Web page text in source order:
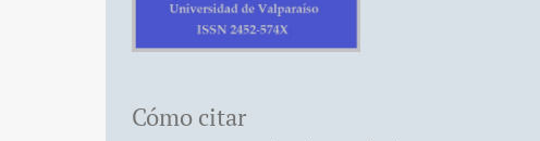
Cómo citar